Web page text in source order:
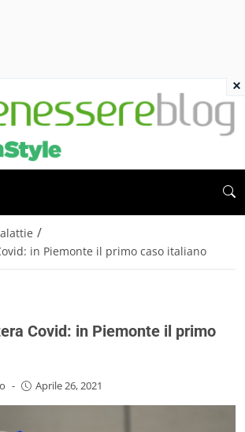
/
in Piemonte il primo caso italiano
Covid: in Piemonte il primo
- Aprile 26, 2021
×